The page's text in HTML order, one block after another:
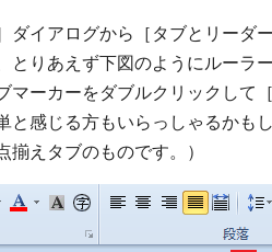
ダイアログから［タブとリーダ
とりあえず下図のようにルーラ
マーカーをダブルクリックして
と感じる方もいらっしゃるかも
揃えタブのものです。）